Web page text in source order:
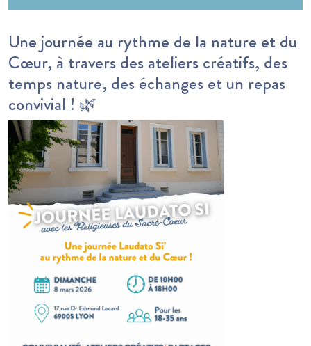
Une journée au rythme de la nature et du
Cœur, à travers des ateliers créatifs, des
temps nature, des échanges et un repas
convivial ! 🌿